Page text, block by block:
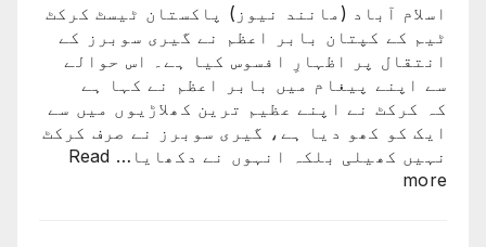
جو
اچھا
کھیلے
گا
وہ
ٹیم
میں
اسلام آباد (مانند نیوز) پاکستان ٹیسٹ کرکٹ
ٹیم کے کپتان بابر اعظم نے گیری سوبرز کے
انتقال پر اظہارِ افسوس کیا ہے۔ اس حوالے
سے اپنے پیغام میں بابر اعظم نے کہا ہے
کہ کرکٹ نے اپنے عظیم ترین کھلاڑیوں میں سے
ایک کو کھو دیا ہے، گیری سوبرز نے صرف کرکٹ
نہیں کھیلی بلکہ انہوں نے دکھایا… Read
more
: